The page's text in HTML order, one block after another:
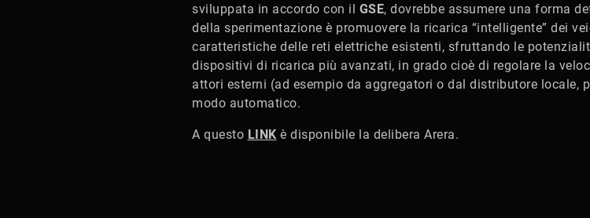
sviluppata in accordo con il GSE, dovrebbe assumere una forma
della sperimentazione è promuovere la ricarica “intelligente” dei
caratteristiche delle reti elettriche esistenti, sfruttando le
dispositivi di ricarica più avanzati, in grado cioè di regolare la
attori esterni (ad esempio da aggregatori o dal distributore locale,
modo automatico.
A questo LINK è disponibile la delibera Arera.